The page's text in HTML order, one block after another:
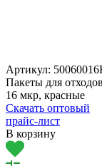
Артикул:
Пакеты для
16 мкр, красные
Скачать оптовый
прайс-лист
В корзину